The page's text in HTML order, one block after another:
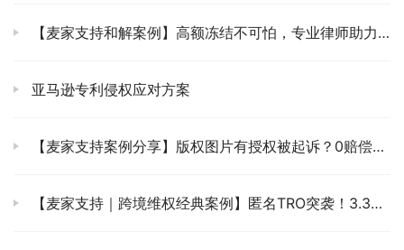
【麦家支持和解案例】高额冻结不可怕，专业律师助力卖家高效降低和解金
亚马逊专利侵权应对方案
【麦家支持案例分享】版权图片有授权被起诉？0赔偿撤诉安排！
【麦家支持｜跨境维权经典案例】匿名TRO突袭！3.3万美金冻结资金如何绝地反击？